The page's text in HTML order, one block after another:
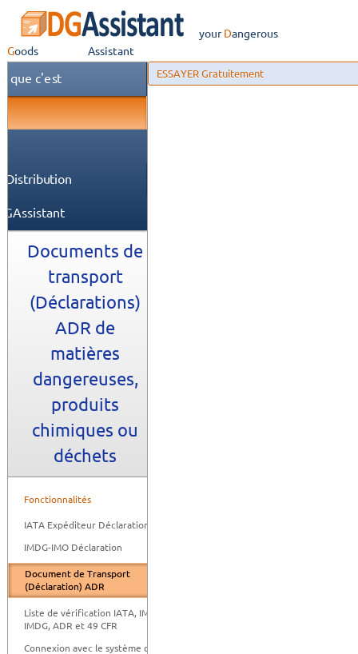
your
Dangerous
Goods
Assistant
ESSAYER Gratuitement
que c'est
Distribution
Documents de
transport
(Déclarations)
ADR de
matières
dangereuses,
produits
chimiques ou
déchets
Fonctionnalités
IATA Expéditeur Déclaration
IMDG-IMO Déclaration
Document de Transport
(Déclaration) ADR
Liste de vérification IATA, IMO-
IMDG, ADR et 49 CFR
Connexion avec le système de